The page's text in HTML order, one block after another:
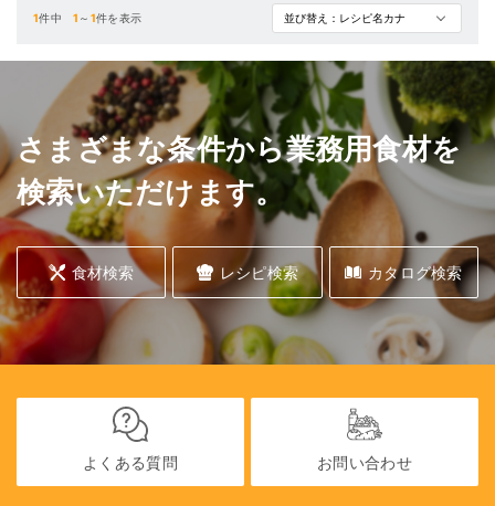
1件中1 ～ 1件を表示
さまざまな条件から業務用食材を
検索いただけます。
食材検索 レシピ検索 カタログ検索
よくある質問 お問い合わせ